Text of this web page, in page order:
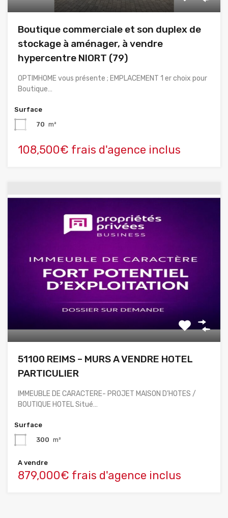
Boutique commerciale et son duplex de
stockage à aménager, à vendre
hypercentre NIORT (79)
OPTIMHOME vous présente ; EMPLACEMENT 1 er choix pour
Boutique…
Surface
70 m²
108,500€ frais d'agence inclus
51100 REIMS – MURS A VENDRE HOTEL
PARTICULIER
IMMEUBLE DE CARACTERE- PROJET MAISON D’HOTES /
BOUTIQUE HOTEL Situé…
Surface
300 m²
A vendre
879,000€ frais d'agence inclus